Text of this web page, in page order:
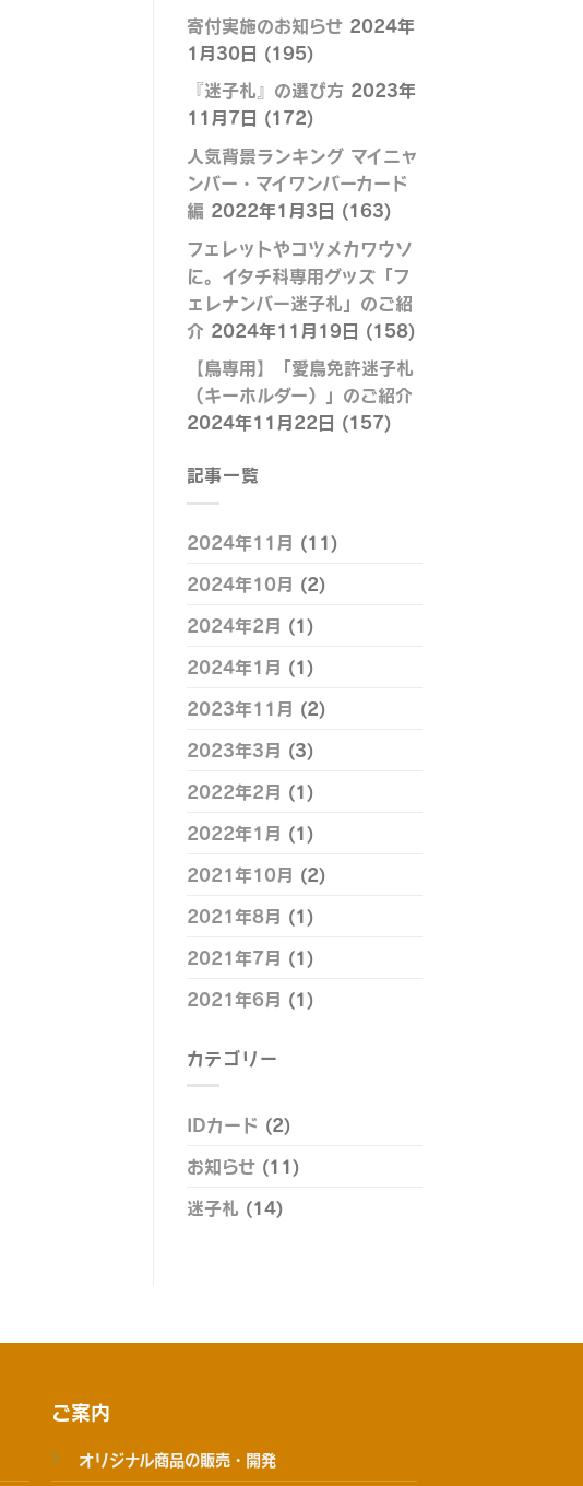
寄付実施のお知らせ2024年
1月30日 (195)
『迷子札』の選び方 2023年
11月7日 (172)
人気背景ランキング マイニャ
ンバー・マイワンバーカード
編 2022年1月3日 (163)
フェレットやコツメカワウソ
に。イタチ科専用グッズ「フ
ェレナンバー迷子札」のご紹
介 2024年11月19日 (158)
【鳥専用】「愛鳥免許迷子札
（キーホルダー）」のご紹介
2024年11月22日 (157)
記事一覧
2024年11月 (11)
2024年10月 (2)
2024年2月 (1)
2024年1月 (1)
2023年11月 (2)
2023年3月 (3)
2022年2月 (1)
2022年1月 (1)
2021年10月 (2)
2021年8月 (1)
2021年7月 (1)
2021年6月 (1)
カテゴリー
IDカード (2)
お知らせ(11)
迷子札 (14)
ご案内
オリジナル商品の販売・開発